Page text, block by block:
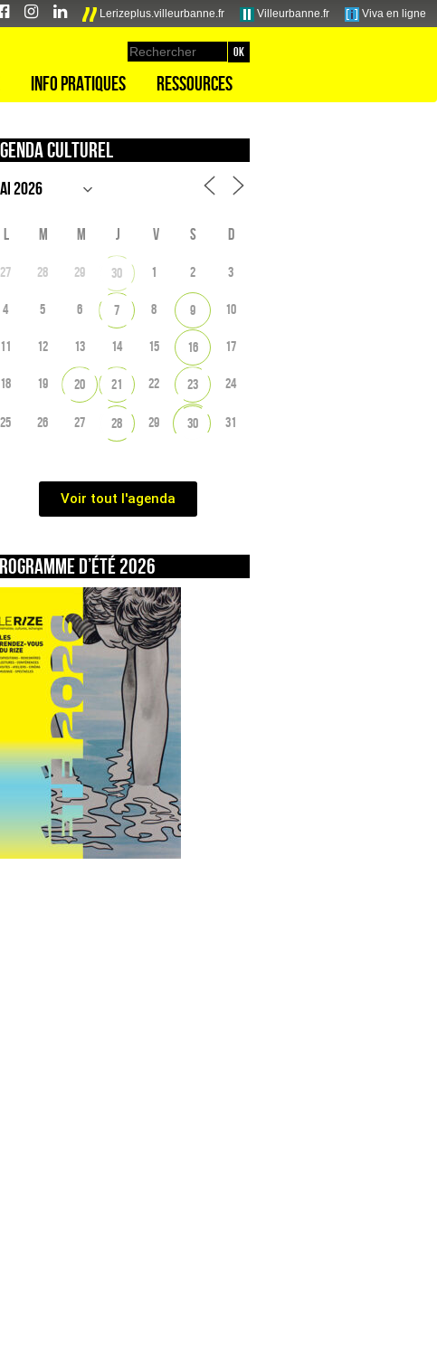
Lerizeplus.villeurbanne.fr Villeurbanne.fr Viva en ligne
Info pratiques Ressources
culturel
L M M J V S D
27 28 29 30 1 2 3
4 5 6 7 8 9 10
11 12 13 14 15 16 17
18 19 20 21 22 23 24
25 26 27 28 29 30 31
Voir tout l'agenda
d’été 2026